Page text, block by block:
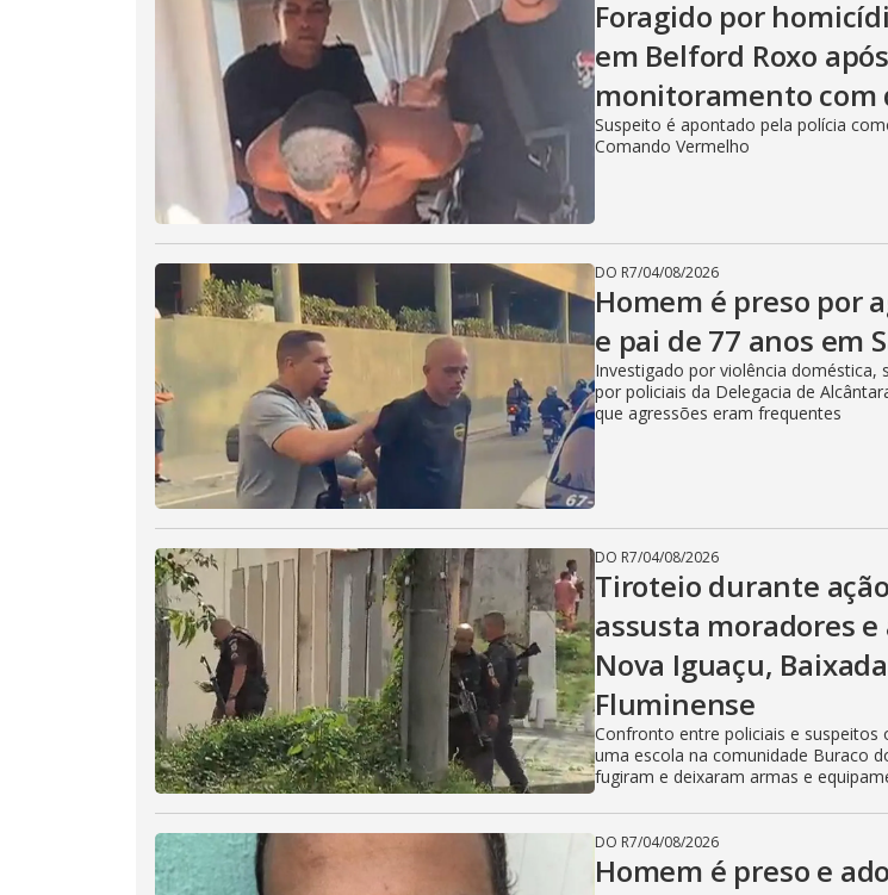
Foragido por
em Belford Roxo após
monitoramento com
Suspeito é apontado pela polícia
Comando Vermelho
DO R7/04/08/2026
Homem é preso por
e pai de 77 anos em
Investigado por violência doméstica,
por policiais da Delegacia de
que agressões eram frequentes
DO R7/04/08/2026
Tiroteio durante
assusta moradores
Nova Iguaçu, Baixada
Fluminense
Confronto entre policiais e suspeitos
uma escola na comunidade Buraco
fugiram e deixaram armas e
DO R7/04/08/2026
Homem é preso e